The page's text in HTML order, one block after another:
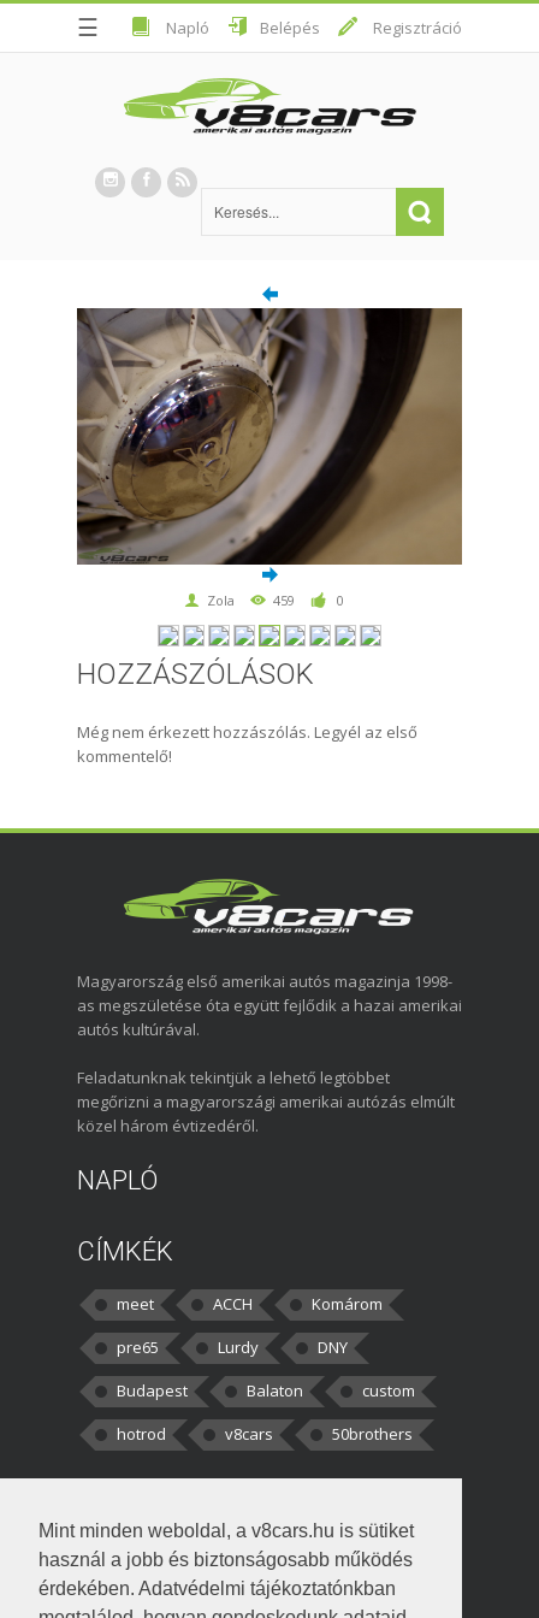
Mint minden weboldal, a v8cars.hu is sütiket
használ a jobb és biztonságosabb működés
érdekében. Adatvédelmi tájékoztatónkban
☰ Napló Belépés Regisztráció
Zola 459 0
HOZZÁSZÓLÁSOK
Még nem érkezett hozzászólás. Legyél az első
kommentelő!
Magyarország első amerikai autós magazinja 1998-
as megszületése óta együtt fejlődik a hazai amerikai
autós kultúrával.
Feladatunknak tekintjük a lehető legtöbbet
megőrizni a magyarországi amerikai autózás elmúlt
közel három évtizedéről.
NAPLÓ
CÍMKÉK
meet ACCH
Komárom
pre65
Lurdy
DNY
Budapest
Balaton
custom
hotrod
v8cars 50brothers
kortisz:Elszúrtam! Én csak két
darabbaal számoltam. Nem tudtam, hogy fél autót,